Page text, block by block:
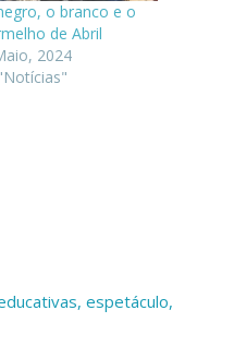
o branco e o
de Abril
2024
, espetáculo,